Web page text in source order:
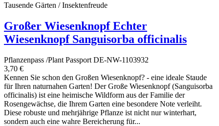
Tausende Gärten / Insektenfreude
Großer Wiesenknopf Echter
Wiesenknopf Sanguisorba officinalis
Pflanzenpass /Plant Passport DE-NW-1103932
3,70 €
Kennen Sie schon den Großen Wiesenknopf? - eine ideale Staude
für Ihren naturnahen Garten! Der Große Wiesenknopf (Sanguisorba
officinalis) ist eine heimische Wildform aus der Familie der
Rosengewächse, die Ihrem Garten eine besondere Note verleiht.
Diese robuste und mehrjährige Pflanze ist nicht nur winterhart,
sondern auch eine wahre Bereicherung für...